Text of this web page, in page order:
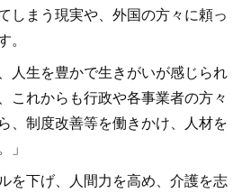
しまう現実や、外国の方々に頼っ
人生を豊かで生きがいが感じられ
これからも行政や各事業者の方々
、制度改善等を働きかけ、人材を
」
を下げ、人間力を高め、介護を志